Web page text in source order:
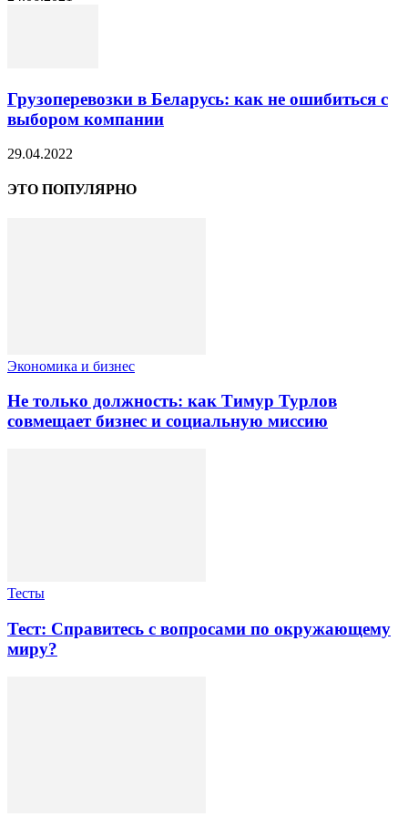
Грузоперевозки в Беларусь: как не ошибиться с
выбором компании
29.04.2022
ЭТО ПОПУЛЯРНО
Экономика и бизнес
Не только должность: как Тимур Турлов
совмещает бизнес и социальную миссию
Тесты
Тест: Справитесь с вопросами по окружающему
миру?